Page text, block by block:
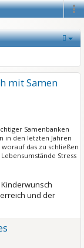
mit Samen
Samenbanken
in den letzten Jahren
das zu schließen
Stress
und der